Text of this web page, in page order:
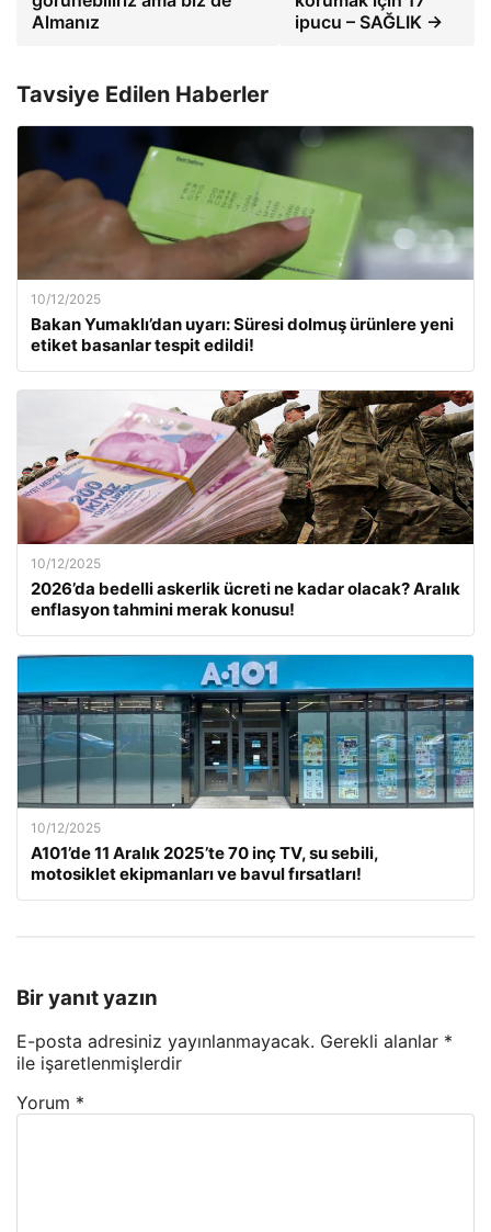
Almanız
ipucu – SAĞLIK →
Tavsiye Edilen Haberler
10/12/2025
Bakan Yumaklı’dan uyarı: Süresi dolmuş ürünlere yeni
etiket basanlar tespit edildi!
10/12/2025
2026’da bedelli askerlik ücreti ne kadar olacak? Aralık
enflasyon tahmini merak konusu!
10/12/2025
A101’de 11 Aralık 2025’te 70 inç TV, su sebili,
motosiklet ekipmanları ve bavul fırsatları!
Bir yanıt yazın
E-posta adresiniz yayınlanmayacak. Gerekli alanlar *
ile işaretlenmişlerdir
Yorum *